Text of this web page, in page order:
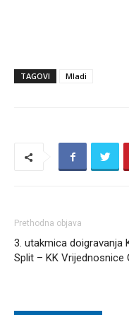
TAGOVI Mladi
Prethodna objava
3. utakmica doigravanja
Split – KK Vrijednosnice